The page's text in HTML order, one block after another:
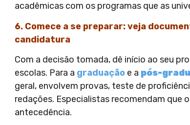
acadêmicas com os programas que as
6. Comece a se preparar: veja
candidatura
Com a decisão tomada, dê início ao seu
escolas. Para a graduação e a pós-
geral, envolvem provas, teste de
redações. Especialistas recomendam que
antecedência.